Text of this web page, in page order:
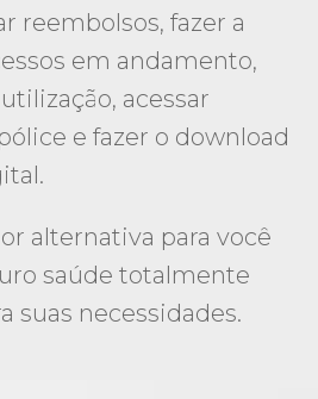
reembolsos, fazer a
em andamento,
acessar
e fazer o download
alternativa para você
saúde totalmente
suas necessidades.